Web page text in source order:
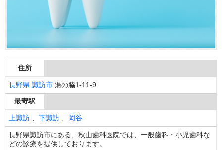
住所
長野県 諏訪市 湯の脇1-11-9
最寄駅
上諏訪 下諏訪 岡谷
長野県諏訪市にある、秋山歯科医院では、一般歯科・小児歯科な
どの診療を提供しております。